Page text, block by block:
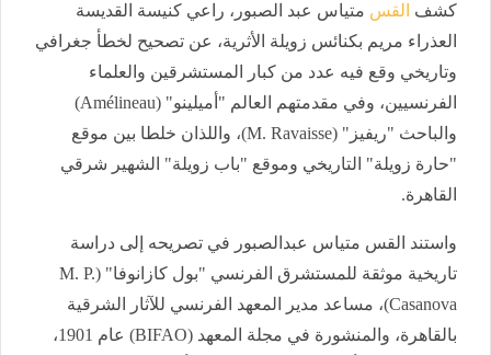
كشف القس متياس عبد الصبور، راعي كنيسة القديسة
العذراء مريم بكنائس زويلة الأثرية، عن تصحيح لخطأ جغرافي
وتاريخي وقع فيه عدد من كبار المستشرقين والعلماء
الفرنسيين، وفي مقدمتهم العالم "أميلينو" (Amélineau)
والباحث "ريفيز" (M. Ravaisse)، واللذان خلطا بين موقع
"حارة زويلة" التاريخي وموقع "باب زويلة" الشهير شرقي
القاهرة.
واستند القس متياس عبدالصبور في تصريحه إلى دراسة
تاريخية موثقة للمستشرق الفرنسي "بول كازانوفا" (M. P.
Casanova)، مساعد مدير المعهد الفرنسي للآثار الشرقية
بالقاهرة، والمنشورة في مجلة المعهد (BIFAO) عام 1901،